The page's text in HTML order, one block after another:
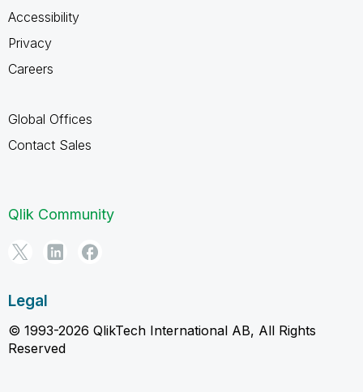
Accessibility
Privacy
Careers
Global Offices
Contact Sales
Qlik Community
Legal
© 1993-2026 QlikTech International AB, All Rights
Reserved